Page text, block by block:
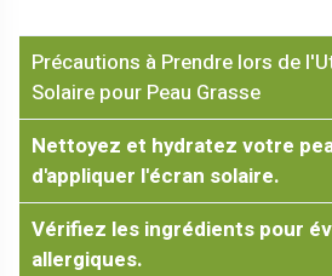
Précautions à Prendre lors de
Solaire pour Peau Grasse
Nettoyez et hydratez votre
d'appliquer l'écran solaire.
Vérifiez les ingrédients pour
allergiques.